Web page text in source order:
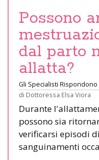
Possono
dal parto
allatta?
Gli Specialisti Rispondono
di Dottoressa Elsa Viora
Durante
possono sia
verificarsi episodi
sanguinamenti